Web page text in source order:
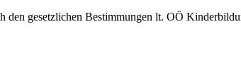
gesetzlichen Bestimmungen lt. OÖ